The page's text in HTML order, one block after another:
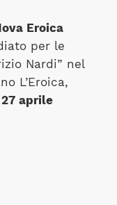
Eroica
per le
Nardi” nel
L’Eroica,
aprile